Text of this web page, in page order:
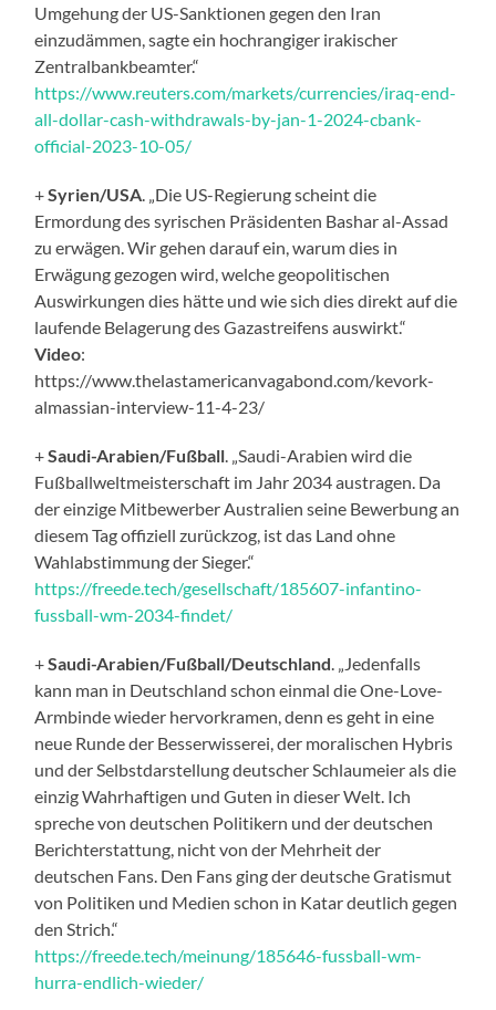
Umgehung der US-Sanktionen gegen den Iran
einzudämmen, sagte ein hochrangiger irakischer
Zentralbankbeamter.“
https://www.reuters.com/markets/currencies/iraq-end-
all-dollar-cash-withdrawals-by-jan-1-2024-cbank-
official-2023-10-05/
+Syrien/USA . „Die US-Regierung scheint die
Ermordung des syrischen Präsidenten Bashar al-Assad
zu erwägen. Wir gehen darauf ein, warum dies in
Erwägung gezogen wird, welche geopolitischen
Auswirkungen dies hätte und wie sich dies direkt auf die
laufende Belagerung des Gazastreifens auswirkt.“
Video:
https://www.thelastamericanvagabond.com/kevork-
almassian-interview-11-4-23/
+Saudi-Arabien/Fußball . „Saudi-Arabien wird die
Fußballweltmeisterschaft im Jahr 2034 austragen. Da
der einzige Mitbewerber Australien seine Bewerbung an
diesem Tag offiziell zurückzog, ist das Land ohne
Wahlabstimmung der Sieger.“
https://freede.tech/gesellschaft/185607-infantino-
fussball-wm-2034-findet/
+Saudi-Arabien/Fußball/Deutschland . „Jedenfalls
kann man in Deutschland schon einmal die One-Love-
Armbinde wieder hervorkramen, denn es geht in eine
neue Runde der Besserwisserei, der moralischen Hybris
und der Selbstdarstellung deutscher Schlaumeier als die
einzig Wahrhaftigen und Guten in dieser Welt. Ich
spreche von deutschen Politikern und der deutschen
Berichterstattung, nicht von der Mehrheit der
deutschen Fans. Den Fans ging der deutsche Gratismut
von Politiken und Medien schon in Katar deutlich gegen
den Strich.“
https://freede.tech/meinung/185646-fussball-wm-
hurra-endlich-wieder/